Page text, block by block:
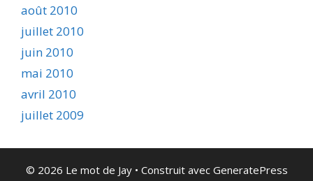
août 2010
juillet 2010
juin 2010
mai 2010
avril 2010
juillet 2009
© 2026 Le mot de Jay• Construit avec GeneratePress